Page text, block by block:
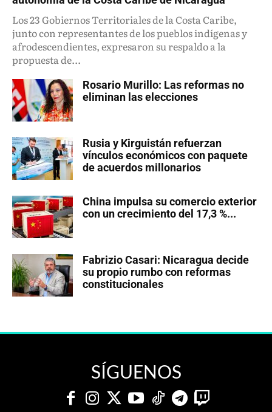
Los 23 Gobiernos Territoriales de la Costa Caribe,
junto con representantes de los pueblos indígenas y
afrodescendientes, expresaron su respaldo a la
propuesta de...
Rosario Murillo: Las reformas no
eliminan las elecciones
Rusia y Kirguistán refuerzan
vínculos económicos con paquete
de acuerdos millonarios
China impulsa su comercio exterior
con un crecimiento del 17,3 %...
Fabrizio Casari: Nicaragua decide
su propio rumbo con reformas
constitucionales
SÍGUENOS